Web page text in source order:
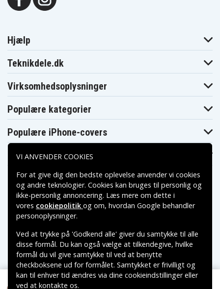
Hjælp
Teknikdele.dk
Virksomhedsoplysninger
Populære kategorier
Populære iPhone-covers
Populære Samsung-covers
Betalingsmuligheder
Leveringsmuligheder
VI ANVENDER COOKIES
For at give dig den bedste oplevelse anvender vi cookies
og andre teknologier. Cookies kan bruges til personlig og
ikke-personlig annoncering. Læs mere om dette i
vores cookiepolitik og om, hvordan Google behandler
personoplysninger.
Ved at trykke på 'Godkend alle' giver du samtykke til alle
disse formål. Du kan også vælge at tilkendegive, hvilke
formål du vil give samtykke til ved at benytte
checkboksene ud for formålet. Samtykket er frivilligt og
kan til enhver tid ændres via dine cookieindstillinger eller
ved at kontakte os.